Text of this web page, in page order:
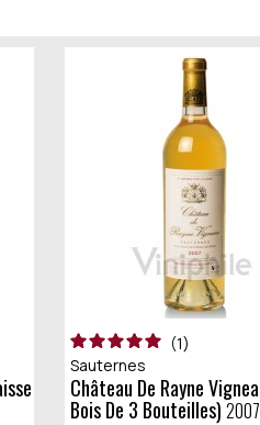
1
Sauternes
Château De Rayne Vigneau (caisse
Bois De 3 Bouteilles)2007